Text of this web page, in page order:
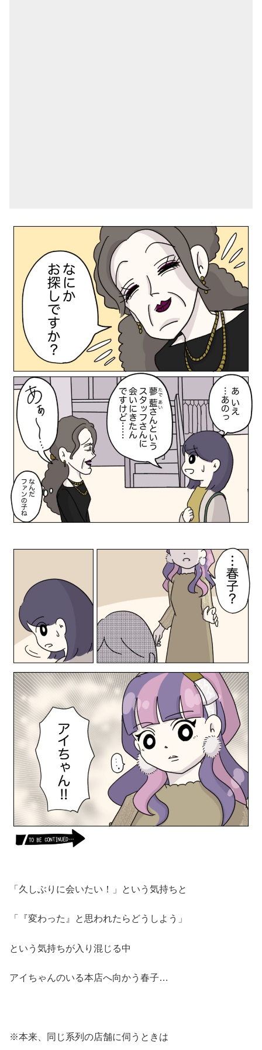
「久しぶりに会いたい！」という気持ちと
「『変わった』と思われたらどうしよう」
という気持ちが入り混じる中
アイちゃんのいる本店へ向かう春子…
※本来、同じ系列の店舗に伺うときは